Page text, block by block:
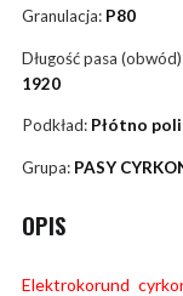
Granulacja: P80
Długość pasa
1920
Podkład: Płótno
Grupa: PASY
OPIS
Elektrokorund